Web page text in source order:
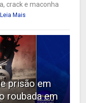
crack e maconha
Leia Mais
prisão em
roubada em